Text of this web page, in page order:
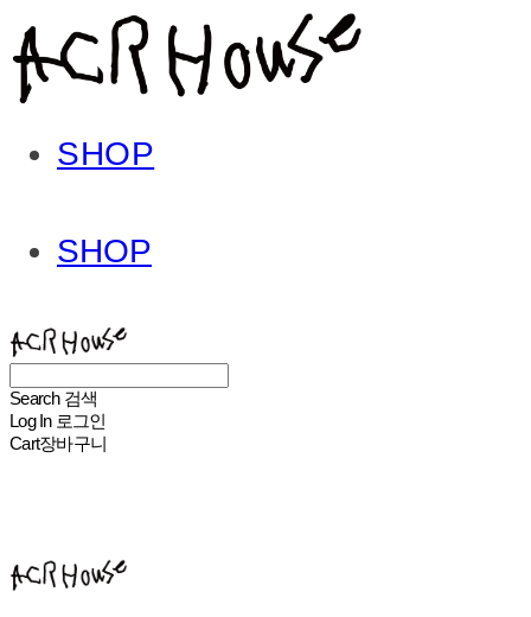
SHOP
SHOP
Search 검색
Log In 로그인
Cart장바구니